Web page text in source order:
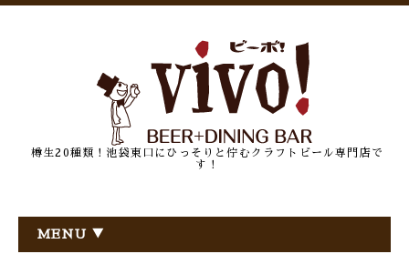
樽生20種類！池袋東口にひっそりと佇むクラフトビール専門店で
す！
MENU ▼